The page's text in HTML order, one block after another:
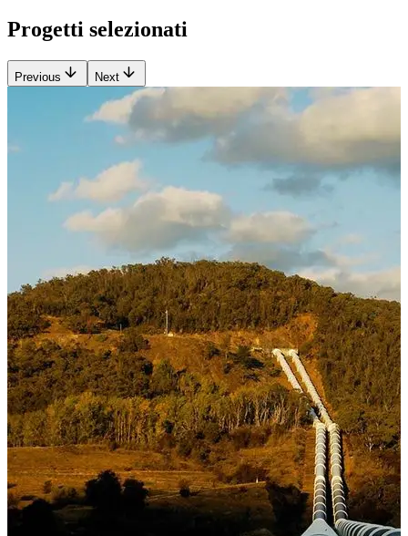
Progetti selezionati
Previous Next